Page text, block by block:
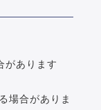
があります
場合がありま